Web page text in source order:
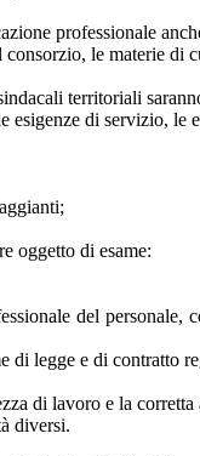
professionale
le materie di
territoriali
esigenze di servizio,
oggetto di esame:
del
legge e di contratto
di lavoro e la
diversi.